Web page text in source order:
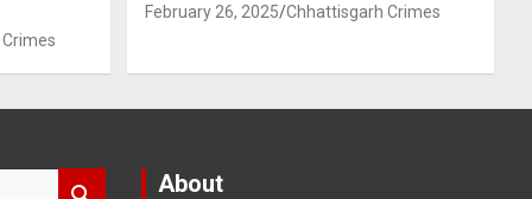
February 26, 2025 Chhattisgarh Crimes
About